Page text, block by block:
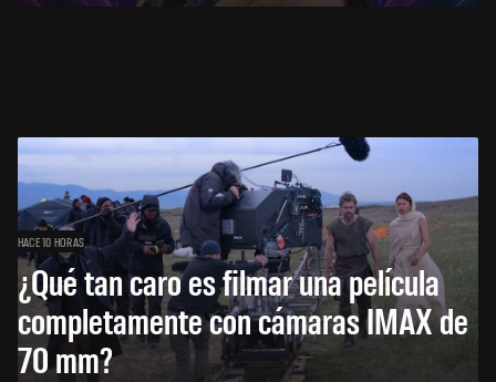
HACE 10 HORAS
¿Qué tan caro es filmar una película
completamente con cámaras IMAX de
70 mm?